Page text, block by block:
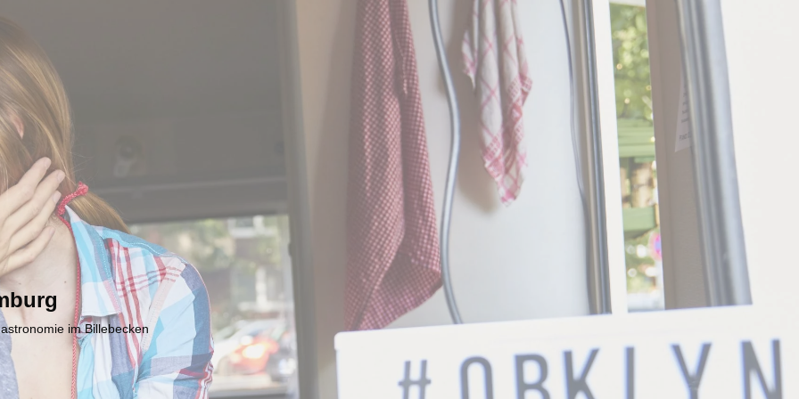
im Billebecken